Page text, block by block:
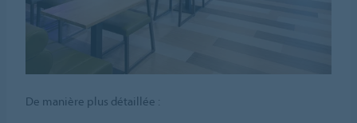
De manière plus détaillée :